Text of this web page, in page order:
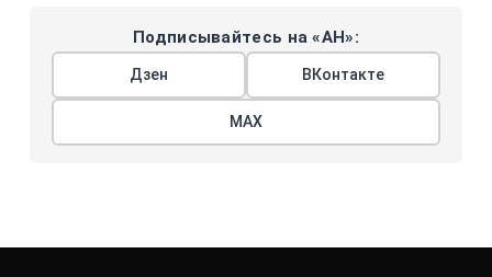
Подписывайтесь на «АН»:
Дзен ВКонтакте
МАХ